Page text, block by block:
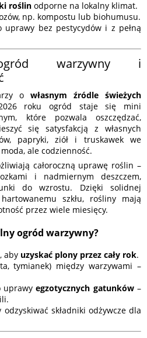
roślin odporne na lokalny klimat.
np. kompostu lub biohumusu.
uprawy bez pestycydów i z pełną
warzywny i
o własnym źródle świeżych
roku ogród staje się mini
które pozwala oszczędzać,
się satysfakcją z własnych
papryki, ziół i truskawek we
ale codzienność.
całoroczną uprawę roślin –
i nadmiernym deszczem,
do wzrostu. Dzięki solidnej
szkłu, rośliny mają
przez wiele miesięcy.
ogród warzywny?
aby uzyskać plony przez cały rok.
tymianek) między warzywami –
uprawyegzotycznych gatunków–
odzyskiwać składniki odżywcze dla